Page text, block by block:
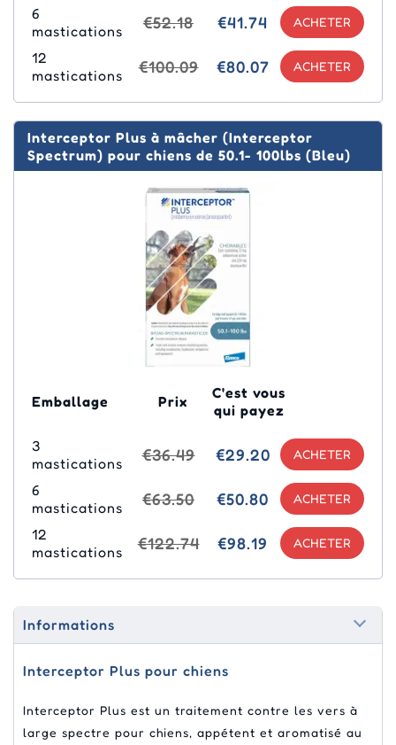
6
mastications
€52.18 €41.74
12
mastications
€100.09 €80.07
Interceptor Plus à mâcher (Interceptor
Spectrum) pour chiens de 50.1- 100lbs (Bleu)
Emballage Prix
C'est vous
qui payez
3
mastications
€36.49 €29.20
6
mastications
€63.50 €50.80
12
mastications
€122.74 €98.19
Informations
Interceptor Plus pour chiens
Interceptor Plus est un traitement contre les vers à
large spectre pour chiens, appétent et aromatisé au